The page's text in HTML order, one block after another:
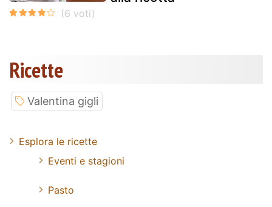
Ricette
Valentina gigli
Esplora le ricette
Eventi e stagioni
Pasto